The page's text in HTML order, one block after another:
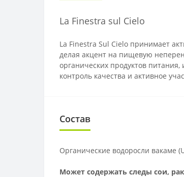
La Finestra sul Cielo
La Finestra Sul Cielo принимает
делая акцент на пищевую
органических продуктов
контроль качества и активное
Состав
Органические водоросли вакаме
Может содержать следы сои,